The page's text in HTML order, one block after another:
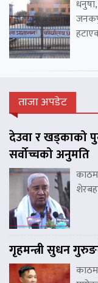
ताजा अपडेट
देउवा र खड्काको
सर्वोच्चको अनुमति
गृहमन्त्री सुधन